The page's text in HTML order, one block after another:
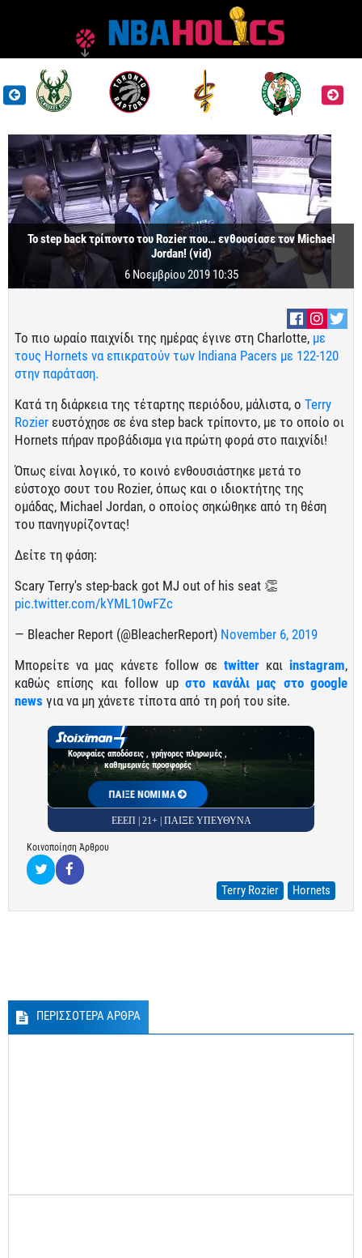
Το step back τρίποντο του Rozier που… ενθουσίασε τον Michael
Jordan! (vid)
6 Νοεμβρίου 2019 10:35
Το πιο ωραίο παιχνίδι της ημέρας έγινε στη Charlotte, με
τους Hornets να επικρατούν των Indiana Pacers με 122-120
στην παράταση.
Κατά τη διάρκεια της τέταρτης περιόδου, μάλιστα, ο Terry
Rozier ευστόχησε σε ένα step back τρίποντο, με το οποίο οι
Hornets πήραν προβάδισμα για πρώτη φορά στο παιχνίδι!
Όπως είναι λογικό, το κοινό ενθουσιάστηκε μετά το
εύστοχο σουτ του Rozier, όπως και ο ιδιοκτήτης της
ομάδας, Michael Jordan, o οποίος σηκώθηκε από τη θέση
του πανηγυρίζοντας!
Δείτε τη φάση:
Scary Terry's step-back got MJ out of his seat 👏
pic.twitter.com/kYML10wFZc
— Bleacher Report (@BleacherReport) November 6, 2019
Μπορείτε να μας κάνετε follow σεtwitter και instagram,
καθώς επίσης και follow upστο κανάλι μας στο google
news για να μη χάνετε τίποτα από τη ροή του site.
Κορυφαίες αποδόσεις , γρήγορες πληρωμές ,
καθημερινές προσφορές
ΠΑΙΞΕ ΝΟΜΙΜΑ
ΕΕΕΠ | 21+ | ΠΑΙΞΕ ΥΠΕΥΘΥΝΑ
Κοινοποίηση Άρθρου
Terry Rozier Hornets
ΠΕΡΙΣΣΟΤΕΡΑ ΑΡΘΡΑ